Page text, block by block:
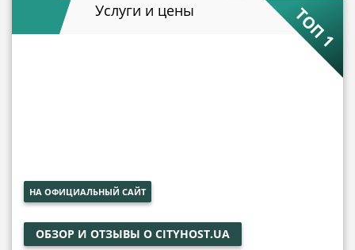
ТОП 1
Услуги и цены
НА ОФИЦИАЛЬНЫЙ САЙТ
ОБЗОР И ОТЗЫВЫ О CITYHOST.UA